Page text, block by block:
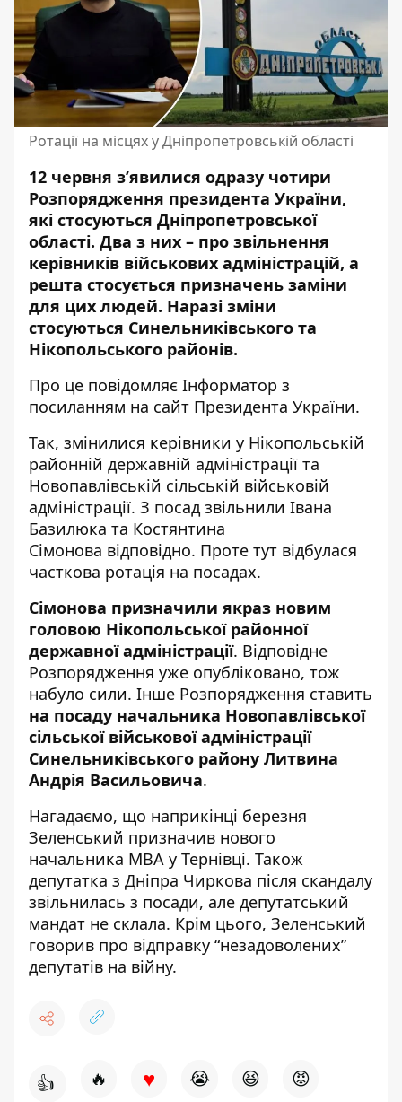
Ротації на місцях у Дніпропетровській області
12 червня з’явилися одразу чотири
Розпорядження президента України,
які стосуються Дніпропетровської
області. Два з них – про звільнення
керівників військових адміністрацій, а
решта стосується призначень заміни
для цих людей. Наразі зміни
стосуються Синельниківського та
Нікопольського районів.
Про це повідомляє Інформатор з
посиланням на сайт Президента України.
Так, змінилися керівники у Нікопольській
районній державній адміністрації та
Новопавлівській сільській військовій
адміністрації. З посад звільнили Івана
Базилюка та Костянтина
Сімонова відповідно. Проте тут відбулася
часткова ротація на посадах.
Сімонова призначили якраз новим
головою Нікопольської районної
державної адміністрації. Відповідне
Розпорядження уже опубліковано, тож
набуло сили. Інше Розпорядження ставить
на посаду начальника Новопавлівської
сільської військової адміністрації
Синельниківського району Литвина
Андрія Васильовича.
Нагадаємо, що наприкінці березня
Зеленський призначив нового
начальника МВА у Тернівці. Також
депутатка з Дніпра Чиркова після скандалу
звільнилась з посади, але депутатський
мандат не склала. Крім цього, Зеленський
говорив про відправку “незадоволених”
депутатів на війну.
👍 🔥 ♥ 😭 😆 😡